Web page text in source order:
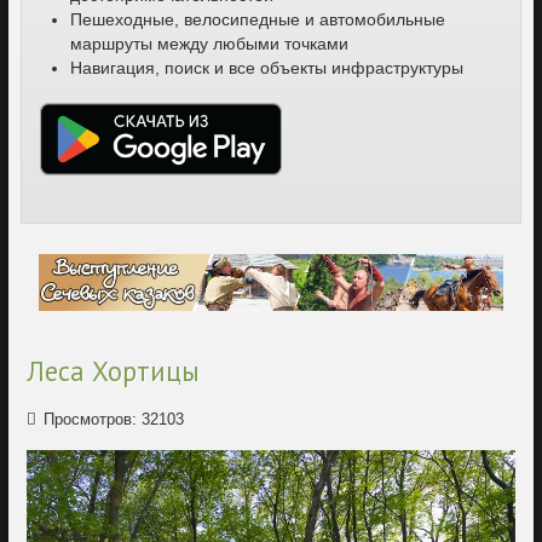
Пешеходные, велосипедные и автомобильные
маршруты между любыми точками
Навигация, поиск и все объекты инфраструктуры
Леса Хортицы
Просмотров: 32103